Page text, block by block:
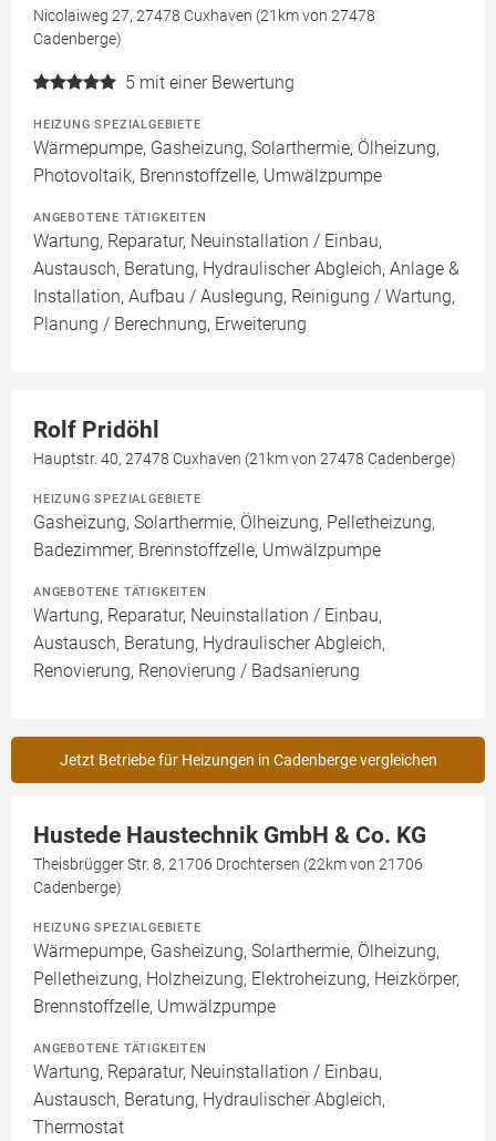
Nicolaiweg 27, 27478 Cuxhaven (21km von 27478
Cadenberge)
5 mit einer Bewertung
HEIZUNG SPEZIALGEBIETE
Wärmepumpe, Gasheizung, Solarthermie, Ölheizung,
Photovoltaik, Brennstoffzelle, Umwälzpumpe
ANGEBOTENE TÄTIGKEITEN
Wartung, Reparatur, Neuinstallation / Einbau,
Austausch, Beratung, Hydraulischer Abgleich, Anlage &
Installation, Aufbau / Auslegung, Reinigung / Wartung,
Planung / Berechnung, Erweiterung
Rolf Pridöhl
Hauptstr. 40, 27478 Cuxhaven (21km von 27478 Cadenberge)
HEIZUNG SPEZIALGEBIETE
Gasheizung, Solarthermie, Ölheizung, Pelletheizung,
Badezimmer, Brennstoffzelle, Umwälzpumpe
ANGEBOTENE TÄTIGKEITEN
Wartung, Reparatur, Neuinstallation / Einbau,
Austausch, Beratung, Hydraulischer Abgleich,
Renovierung, Renovierung / Badsanierung
Jetzt Betriebe für Heizungen in Cadenberge vergleichen
Hustede Haustechnik GmbH & Co. KG
Theisbrügger Str. 8, 21706 Drochtersen (22km von 21706
Cadenberge)
HEIZUNG SPEZIALGEBIETE
Wärmepumpe, Gasheizung, Solarthermie, Ölheizung,
Pelletheizung, Holzheizung, Elektroheizung, Heizkörper,
Brennstoffzelle, Umwälzpumpe
ANGEBOTENE TÄTIGKEITEN
Wartung, Reparatur, Neuinstallation / Einbau,
Austausch, Beratung, Hydraulischer Abgleich,
Thermostat